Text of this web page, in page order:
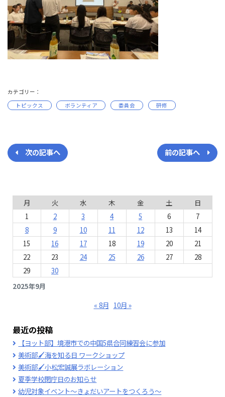
カテゴリー：
トピックス
ボランティア 委員会 研修
前の記事へ
次の記事へ
2025年9月
月 火 水 木 金 土
日
1
2 3 4 5 6
7
8
9 10 11 12 13
14
15
16 17 18 19 20
21
22
23 24 25 26 27
28
29
30
« 8月 10月 »
最近の投稿
【ヨット部】境港市での中国5県合同練習会に参加
美術部🖌海を知る日 ワークショップ
美術部🖌小松宏誠展ラボレーション
夏季学校閉庁日のお知らせ
幼児対象イベント～きょだいアートをつくろう～